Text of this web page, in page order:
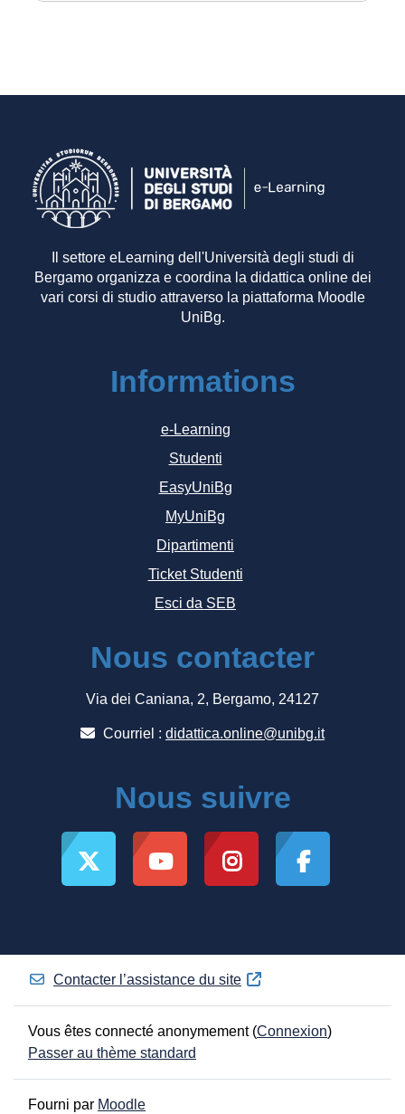
Il settore eLearning dell'Università degli studi di
Bergamo organizza e coordina la didattica online dei
vari corsi di studio attraverso la piattaforma Moodle
UniBg.
Informations
e-Learning
Studenti
EasyUniBg
MyUniBg
Dipartimenti
Ticket Studenti
Esci da SEB
Nous contacter
Via dei Caniana, 2, Bergamo, 24127
Courriel : didattica.online@unibg.it
Nous suivre
Contacter l’assistance du site
Vous êtes connecté anonymement (Connexion)
Passer au thème standard
Fourni par Moodle